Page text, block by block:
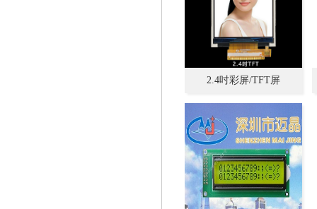
2.4吋彩屏/TFT屏